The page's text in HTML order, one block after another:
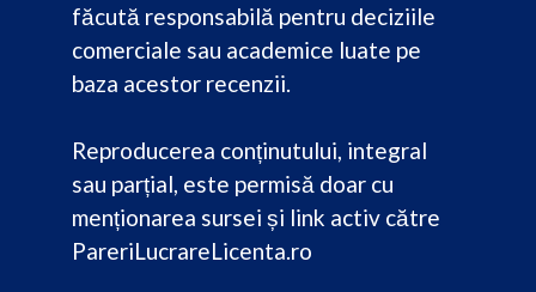
făcută responsabilă pentru deciziile
comerciale sau academice luate pe
baza acestor recenzii.
Reproducerea conținutului, integral
sau parțial, este permisă doar cu
menționarea sursei și link activ către
PareriLucrareLicenta.ro